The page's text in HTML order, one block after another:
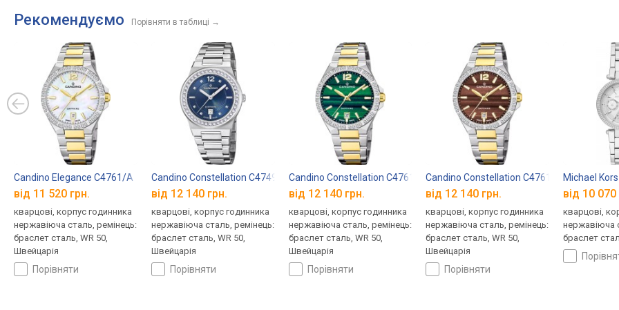
Рекомендуємо Порівняти в таблиці →
Candino Elegance C4761/A
від 11 520 грн.
кварцові, корпус годинника
нержавіюча сталь, ремінець:
браслет сталь, WR 50,
Швейцарія
порівняти
Candino Constellation C4749/C
від 12 140 грн.
кварцові, корпус годинника
нержавіюча сталь, ремінець:
браслет сталь, WR 50,
Швейцарія
порівняти
Candino Constellation C4761/C
від 12 140 грн.
кварцові, корпус годинника
нержавіюча сталь, ремінець:
браслет сталь, WR 50,
Швейцарія
порівняти
Candino Constellation C4761/D
від 12 140 грн.
кварцові, корпус годинника
нержавіюча сталь, ремінець:
браслет сталь, WR 50,
Швейцарія
порівняти
Michael
від 10 070
кварцові,
нержавіюча
браслет